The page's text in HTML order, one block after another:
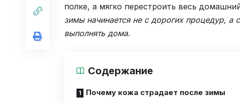
полке, а мягко перестроить весь
зимы начинается не с дорогих процедур, а
выполнять дома.
Содержание
Почему кожа страдает после зимы